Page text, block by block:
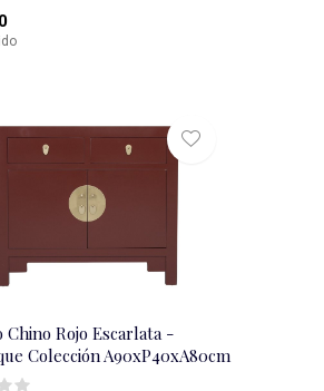
Chino Rojo Escarlata -
Colección A90xP40xA80cm